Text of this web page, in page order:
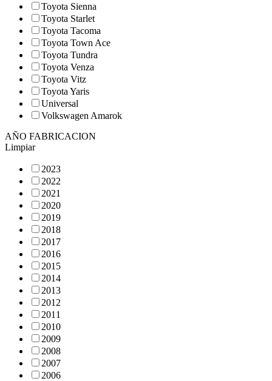
Toyota Sienna
Toyota Starlet
Toyota Tacoma
Toyota Town Ace
Toyota Tundra
Toyota Venza
Toyota Vitz
Toyota Yaris
Universal
Volkswagen Amarok
AÑO FABRICACION
Limpiar
2023
2022
2021
2020
2019
2018
2017
2016
2015
2014
2013
2012
2011
2010
2009
2008
2007
2006